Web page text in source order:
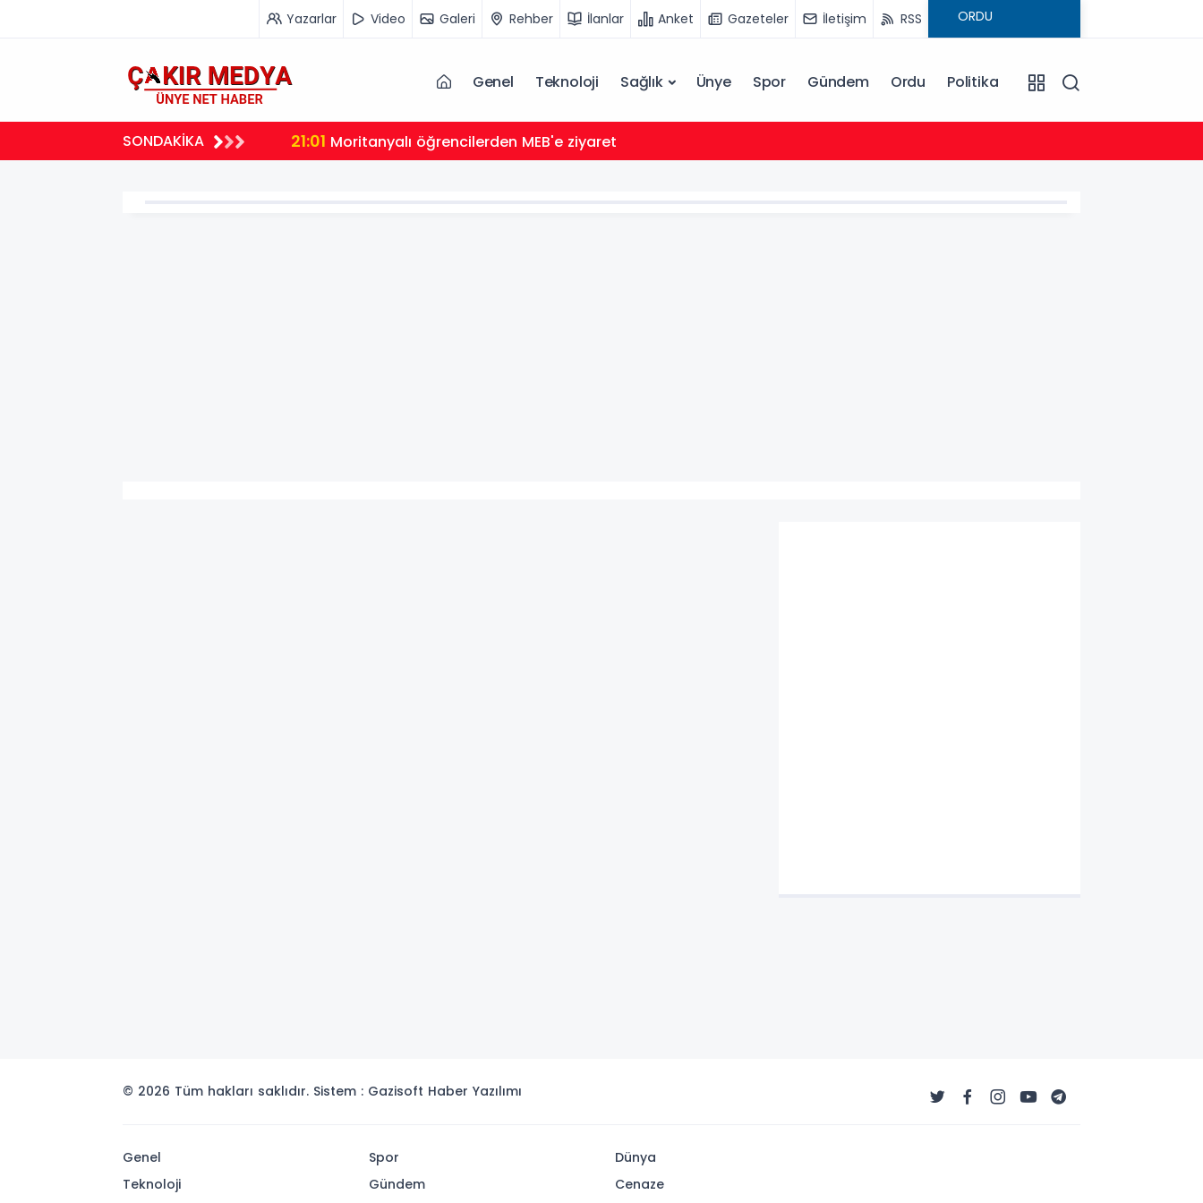
Yazarlar Video Galeri Rehber İlanlar Anket Gazeteler İletişim RSS
Genel Teknoloji Sağlık Ünye Spor Gündem Ordu Politika
SONDAKİKA 21:01 Moritanyalı öğrencilerden MEB'e ziyaret
© 2026 Tüm hakları saklıdır. Sistem : Gazisoft Haber Yazılımı
Genel
Teknoloji
Spor
Gündem
Dünya
Cenaze